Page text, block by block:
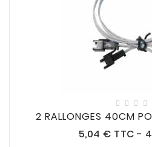
2 RALLONGES 40CM
5,04 € Prix
TTC -